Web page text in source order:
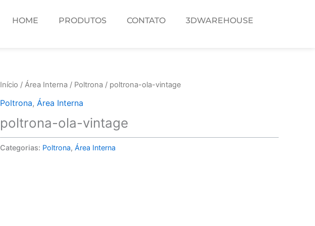
HOME PRODUTOS CONTATO 3DWAREHOUSE
Início / Área Interna / Poltrona / poltrona-ola-vintage
Poltrona, Área Interna
poltrona-ola-vintage
Categorias: Poltrona, Área Interna